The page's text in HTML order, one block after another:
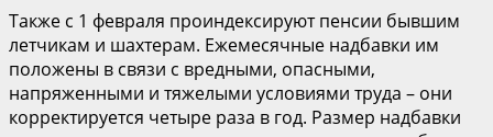
Также с 1 февраля проиндексируют пенсии бывшим
летчикам и шахтерам. Ежемесячные надбавки им
положены в связи с вредными, опасными,
напряженными и тяжелыми условиями труда – они
корректируется четыре раза в год. Размер надбавки